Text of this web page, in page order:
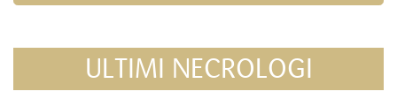
ULTIMI NECROLOGI